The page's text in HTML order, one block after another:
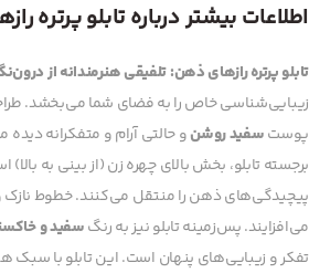
اطلاعات بیشتر درباره تابلو پرتره
تابلو پرتره رازهای ذهن: تلفیقی هنرمندانه از
زیبایی‌شناسی خاص را به فضای شما می‌بخشد.
پوستسفید روشنو حالتی آرام و متفکرانه
برجسته تابلو، بخش بالای چهره زن (از بینی به
پیچیدگی‌های ذهن را منتقل می‌کنند. خطوط نازک
می‌افزایند. پس‌زمینه تابلو نیز به رنگسفید و
تفکر و زیبایی‌های پنهان است. این تابلو با سبک